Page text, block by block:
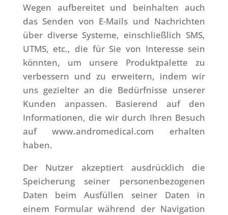
Wegen aufbereitet und beinhalten auch
das Senden von E-Mails und Nachrichten
über diverse Systeme, einschließlich SMS,
UTMS, etc., die für Sie von Interesse sein
könnten, um unsere Produktpalette zu
verbessern und zu erweitern, indem wir
uns gezielter an die Bedürfnisse unserer
Kunden anpassen. Basierend auf den
Informationen, die wir durch Ihren Besuch
auf www.andromedical.com erhalten
haben.
Der Nutzer akzeptiert ausdrücklich die
Speicherung seiner personenbezogenen
Daten beim Ausfüllen seiner Daten in
einem Formular während der Navigation